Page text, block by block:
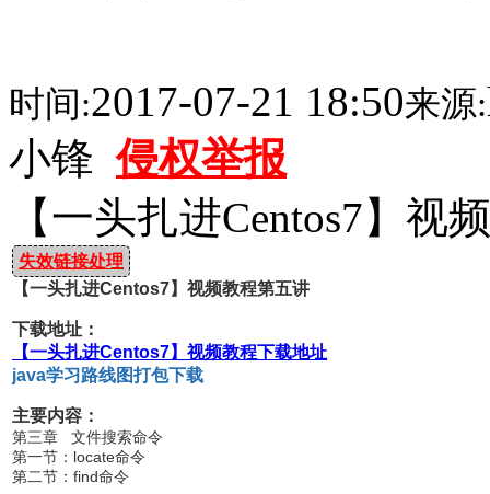
时间:2017-07-21 18:50来源:
小锋侵权举报
【一头扎进Centos7】视
失效链接处理
【一头扎进Centos7】视频教程第五讲
下载地址：
【一头扎进Centos7】视频教程下载地址
java学习路线图打包下载
主要内容：
第三章 文件搜索命令
第一节：locate命令
第二节：find命令